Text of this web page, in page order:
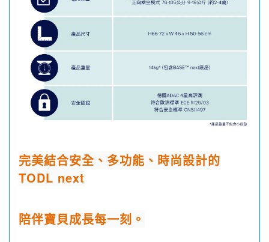
完美結合安全、多功能、時尚設計的
TODL next
陪伴寶貝成長每一刻。